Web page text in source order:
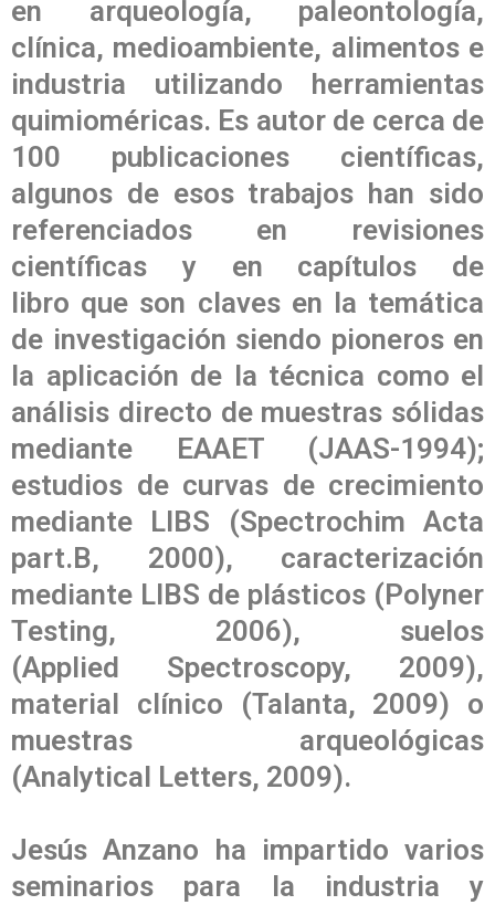
en arqueología, paleontología,
clínica, medioambiente, alimentos e
industria utilizando herramientas
quimioméricas. Es autor de cerca de
100 publicaciones científicas,
algunos de esos trabajos han sido
referenciados en revisiones
científicas y en capítulos de
libro que son claves en la temática
de investigación siendo pioneros en
la aplicación de la técnica como el
análisis directo de muestras sólidas
mediante EAAET (JAAS-1994);
estudios de curvas de crecimiento
mediante LIBS (Spectrochim Acta
part.B, 2000), caracterización
mediante LIBS de plásticos (Polyner
Testing, 2006), suelos
(Applied Spectroscopy, 2009),
material clínico (Talanta, 2009) o
muestras arqueológicas
(Analytical Letters, 2009).
Jesús Anzano ha impartido varios
seminarios para la industria y